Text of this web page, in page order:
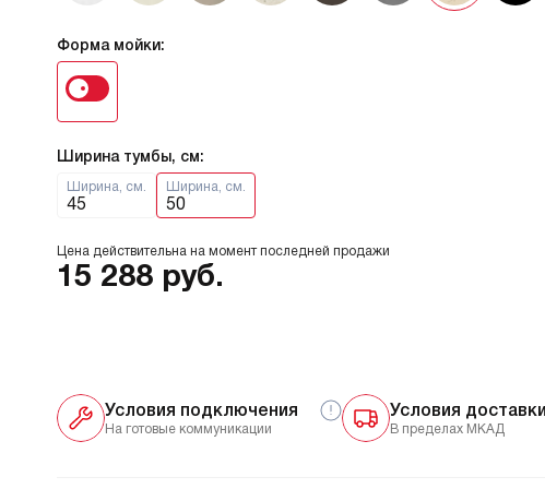
Форма мойки:
Ширина тумбы, см:
Ширина, см.
45
Ширина, см.
50
Цена действительна на момент последней продажи
15 288 руб.
Условия доставки
В пределах МКАД
Условия подключения
На готовые коммуникации